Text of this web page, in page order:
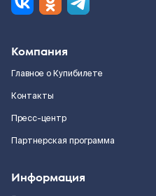
Компания
Главное о Купибилете
Контакты
Пресс-центр
Партнерская программа
Информация